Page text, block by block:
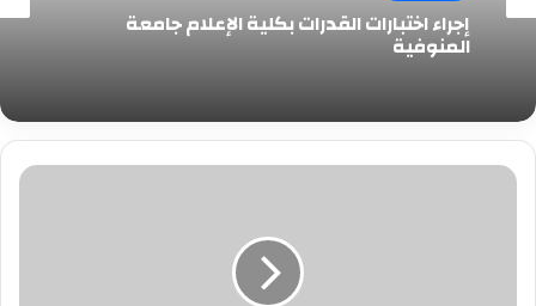
إجراء اختبارات القدرات بكلية الإعلام جامعة
المنوفية
وفاة